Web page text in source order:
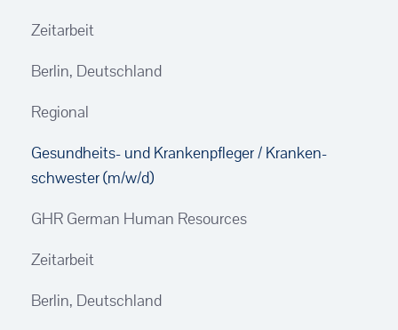
Zeitarbeit
Berlin, Deutschland
Regional
Gesundheits- und Kranken­pfleger / Kranken­
schwester (m/w/d)
GHR German Human Resources
Zeitarbeit
Berlin, Deutschland